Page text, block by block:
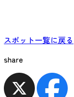
スポット一覧に戻る
share